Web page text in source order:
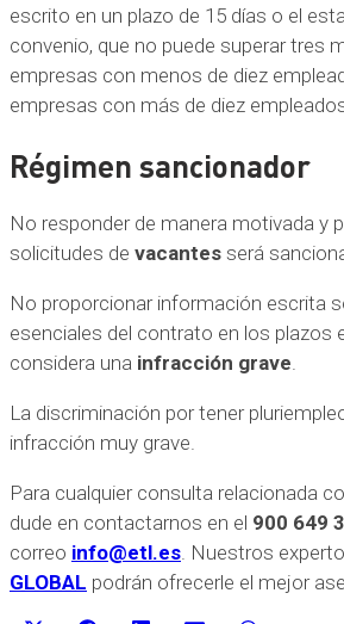
escrito en un plazo de 15 días o el
convenio, que no puede superar tres
empresas con menos de diez
empresas con más de diez
Régimen sancionador
No responder de manera motivada y
solicitudes de vacantes será
No proporcionar información escrita
esenciales del contrato en los plazos
considera una infracción grave.
La discriminación por tener
infracción muy grave.
Para cualquier consulta relacionada
dude en contactarnos en el 900 649
correo info@etl.es. Nuestros
GLOBAL podrán ofrecerle el mejor